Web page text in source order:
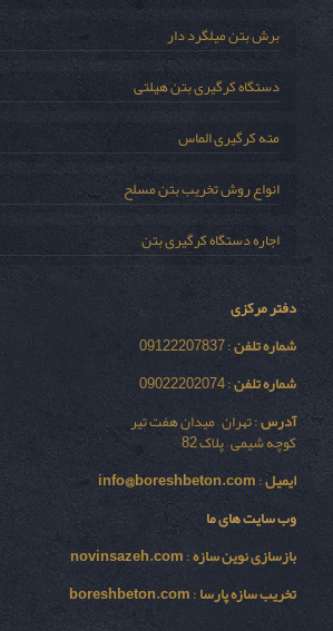
برش بتن میلگرد دار
دستگاه کرگیری بتن هیلتی
مته کرگیری الماس
انواع روش تخریب بتن مسلح
اجاره دستگاه کرگیری بتن
دفتر مرکزی
شماره تلفن: 09122207837
شماره تلفن: 09022202074
آدرس: تهران – میدان هفت تیر
کوچه شیمی – پلاک 82
ایمیل:
info@boreshbeton.com
وب سایت های ما
بازسازی نوين سازه:
novinsazeh.com
تخریب سازه پارسا:
boreshbeton.com